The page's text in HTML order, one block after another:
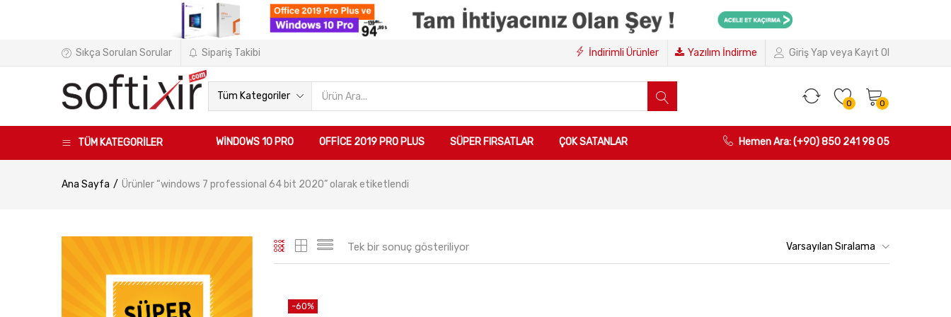
Sıkça Sorulan Sorular Sipariş Takibi Giriş Yap veya Kayıt Ol
İndirimli Ürünler Yazılım İndirme
Tüm Kategoriler
0 0
TÜM KATEGORİLER WINDOWS 10 PRO OFFICE 2019 PRO PLUS SÜPER FIRSATLAR ÇOK SATANLAR Hemen Ara: (+90) 850 241 98 05
Ana Sayfa Ürünler “windows 7 professional 64 bit 2020” olarak etiketlendi
Tek bir sonuç gösteriliyor Varsayılan Sıralama
-60%